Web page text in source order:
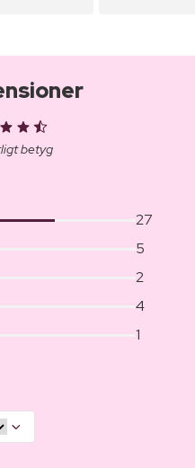
betyg
27
5
2
4
1